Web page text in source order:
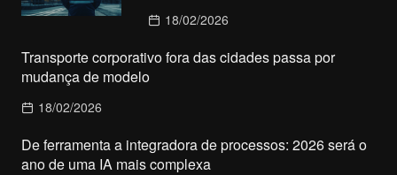
18/02/2026
Transporte corporativo fora das cidades passa por
mudança de modelo
18/02/2026
De ferramenta a integradora de processos: 2026 será o
ano de uma IA mais complexa